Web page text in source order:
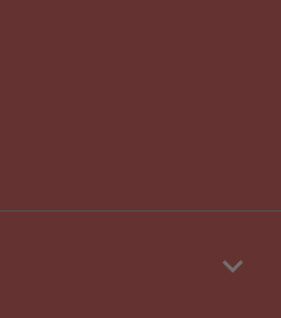
keyboard_arrow_down